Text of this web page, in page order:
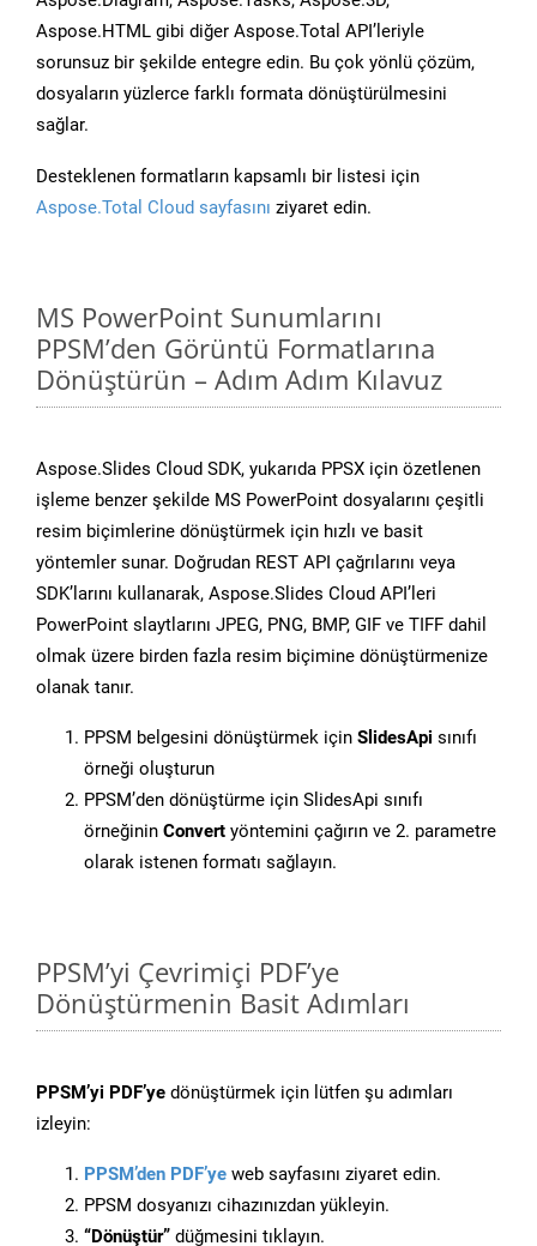
Aspose.HTML gibi diğer Aspose.Total API’leriyle
sorunsuz bir şekilde entegre edin. Bu çok yönlü çözüm,
dosyaların yüzlerce farklı formata dönüştürülmesini
sağlar.
Desteklenen formatların kapsamlı bir listesi için
Aspose.Total Cloud sayfasını ziyaret edin.
MS PowerPoint Sunumlarını
PPSM’den Görüntü Formatlarına
Dönüştürün – Adım Adım Kılavuz
Aspose.Slides Cloud SDK, yukarıda PPSX için özetlenen
işleme benzer şekilde MS PowerPoint dosyalarını çeşitli
resim biçimlerine dönüştürmek için hızlı ve basit
yöntemler sunar. Doğrudan REST API çağrılarını veya
SDK’larını kullanarak, Aspose.Slides Cloud API’leri
PowerPoint slaytlarını JPEG, PNG, BMP, GIF ve TIFF dahil
olmak üzere birden fazla resim biçimine dönüştürmenize
olanak tanır.
PPSM belgesini dönüştürmek için SlidesApi sınıfı
örneği oluşturun
PPSM’den dönüştürme için SlidesApi sınıfı
örneğinin Convert yöntemini çağırın ve 2. parametre
olarak istenen formatı sağlayın.
PPSM’yi Çevrimiçi PDF’ye
Dönüştürmenin Basit Adımları
PPSM’yi PDF’ye dönüştürmek için lütfen şu adımları
izleyin:
PPSM’den PDF’ye web sayfasını ziyaret edin.
PPSM dosyanızı cihazınızdan yükleyin.
“Dönüştür” düğmesini tıklayın.